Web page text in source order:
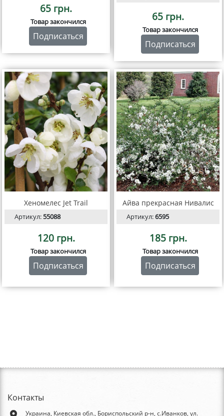
65 грн.
Товар закончился
Подписаться
65 грн.
Товар закончился
Подписаться
Хеномелес Jet Trail
Артикул:55088
120 грн.
Товар закончился
Подписаться
Айва прекрасная Нивалис
Артикул:6595
185 грн.
Товар закончился
Подписаться
Контакты
Украина, Киевская обл., Бориспольский р-н, с.Иванков, ул.